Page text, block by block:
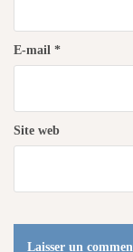
E-mail *
Site web